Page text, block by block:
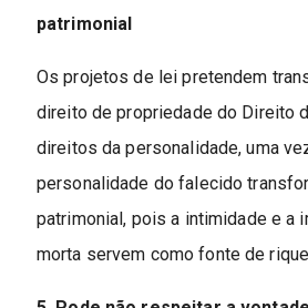
patrimonial
Os projetos de lei pretendem
direito de propriedade do Direito
direitos da personalidade, uma
personalidade do falecido
patrimonial, pois a intimidade e a
morta servem como fonte de